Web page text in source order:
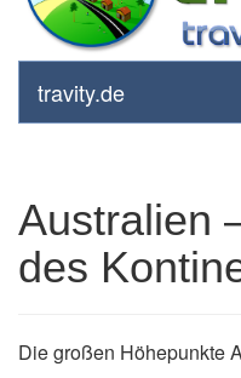
travity.de
Australien
Australien
des
Die großen Höhepunkte